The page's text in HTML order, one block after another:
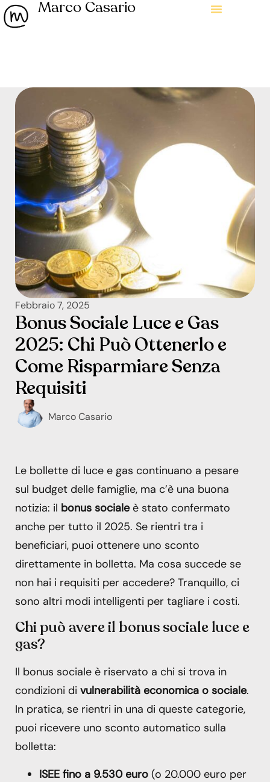
Marco Casario
Febbraio 7, 2025
Bonus Sociale Luce e Gas
2025: Chi Può Ottenerlo e
Come Risparmiare Senza
Requisiti
Marco Casario
Le bollette di luce e gas continuano a pesare
sul budget delle famiglie, ma c’è una buona
notizia: il bonus socialeè stato confermato
anche per tutto il 2025. Se rientri tra i
beneficiari, puoi ottenere uno sconto
direttamente in bolletta. Ma cosa succede se
non hai i requisiti per accedere? Tranquillo, ci
sono altri modi intelligenti per tagliare i costi.
Chi può avere il bonus sociale luce e
gas?
Il bonus sociale è riservato a chi si trova in
condizioni di vulnerabilità economica o sociale.
In pratica, se rientri in una di queste categorie,
puoi ricevere uno sconto automatico sulla
bolletta:
ISEE fino a 9.530 euro (o 20.000 euro per